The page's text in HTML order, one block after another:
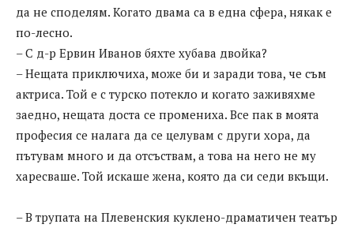
да не споделям. Когато двама са в една сфера, някак е
по-лесно.
– С д-р Ервин Иванов бяхте хубава двойка?
– Нещата приключиха, може би и заради това, че съм
актриса. Той е с турско потекло и когато заживяхме
заедно, нещата доста се промениха. Все пак в моята
професия се налага да се целувам с други хора, да
пътувам много и да отсъствам, а това на него не му
харесваше. Той искаше жена, която да си седи вкъщи.
– В трупата на Плевенския куклено-драматичен театър